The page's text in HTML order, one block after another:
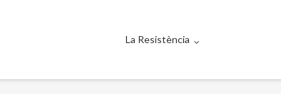
La Resistència